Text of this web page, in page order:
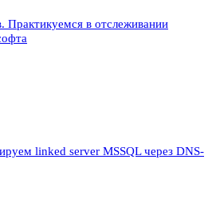
Практикуемся в отслеживании
linked server MSSQL через DNS-